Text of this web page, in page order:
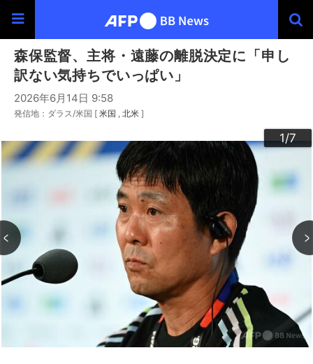
森保監督、主将・遠藤の離脱決定に「申し
訳ない気持ちでいっぱい」
2026年6月14日 9:58
発信地：ダラス/米国 [ 米国 北米 ]
1/7
2/7
3/7
4/7
5/7
6/7
7/7